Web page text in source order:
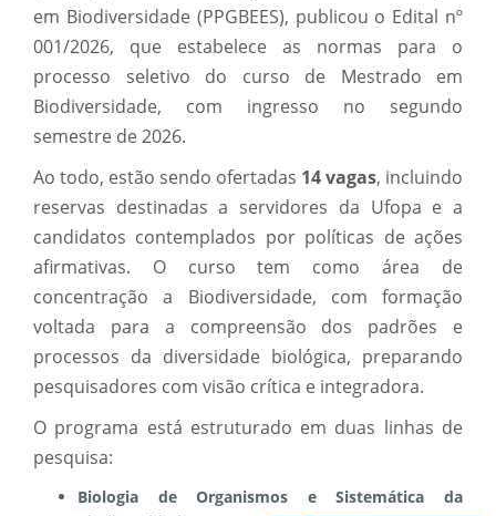
em Biodiversidade (PPGBEES), publicou o Edital nº
001/2026, que estabelece as normas para o
processo seletivo do curso de Mestrado em
Biodiversidade, com ingresso no segundo
semestre de 2026.
Ao todo, estão sendo ofertadas 14 vagas, incluindo
reservas destinadas a servidores da Ufopa e a
candidatos contemplados por políticas de ações
afirmativas. O curso tem como área de
concentração a Biodiversidade, com formação
voltada para a compreensão dos padrões e
processos da diversidade biológica, preparando
pesquisadores com visão crítica e integradora.
O programa está estruturado em duas linhas de
pesquisa:
Biologia de Organismos e Sistemática da